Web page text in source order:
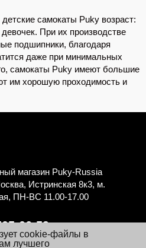
самокаты Puky возраст:
При их производстве
подшипники, благодаря
даже при минимальных
самокаты Puky имеют большие
им хорошую проходимость и
магазин Puky-Russia
Истринская 8к3, м.
ПН-ВС 11.00-17.00
06-59
мне
cookie-файлы в
лучшего